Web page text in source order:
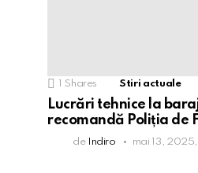
1 Shares Stiri actuale
Lucrări tehnice la
recomandă Poliția de
de Indiro mai 13,